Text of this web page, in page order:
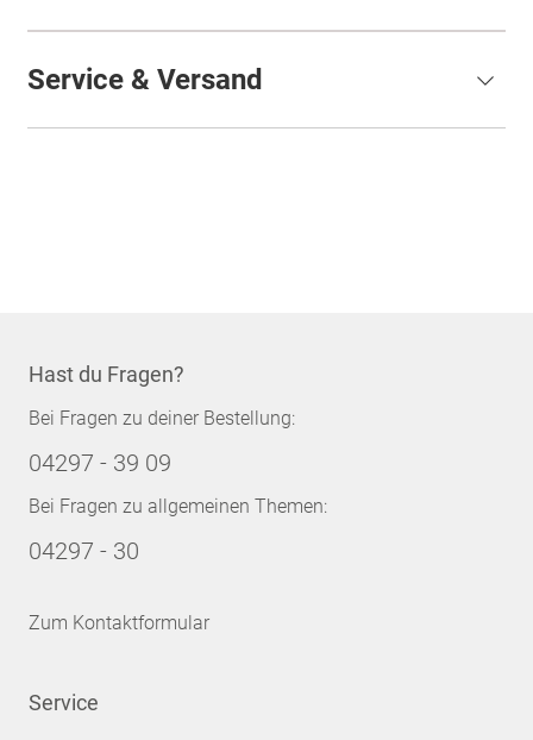
Service & Versand
Hast du Fragen?
Bei Fragen zu deiner Bestellung:
04297 - 39 09
Bei Fragen zu allgemeinen Themen:
04297 - 30
Zum Kontaktformular
Service